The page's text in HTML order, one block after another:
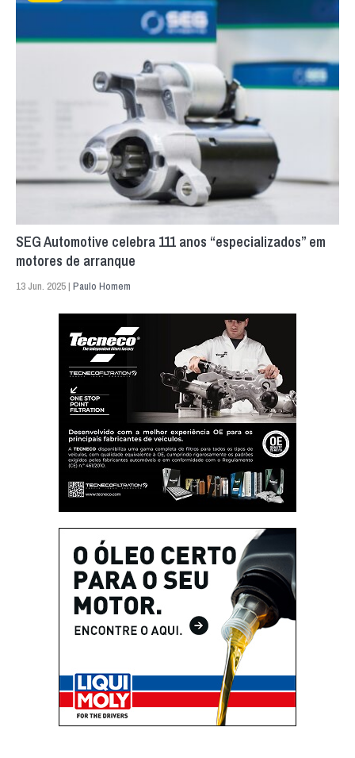
SEG Automotive celebra 111 anos “especializados” em
motores de arranque
13 Jun. 2025 | Paulo Homem